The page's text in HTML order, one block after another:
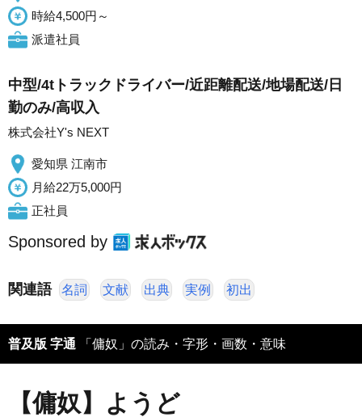
時給4,500円～
派遣社員
中型/4tトラックドライバー/近距離配送/地場配送/日
勤のみ/高収入
株式会社Y's NEXT
愛知県 江南市
月給22万5,000円
正社員
Sponsored by
関連語 名詞 文献 出典 実例 初出
普及版 字通 「傭奴」の読み・字形・画数・意味
【傭奴】ようど